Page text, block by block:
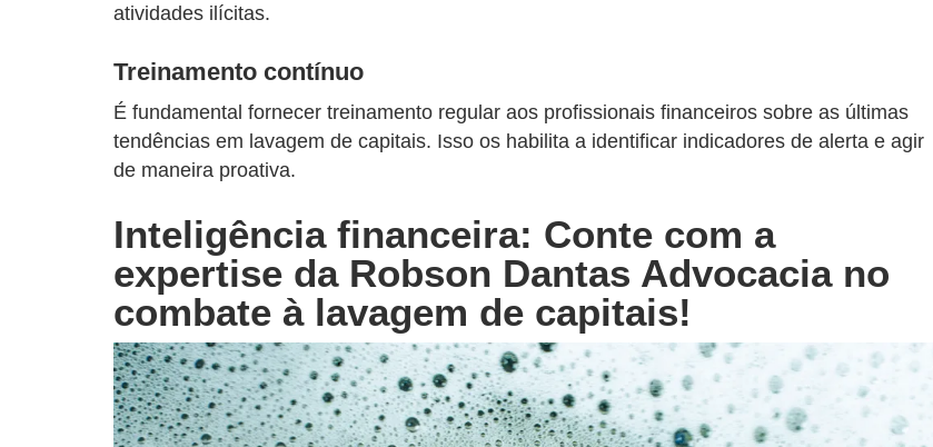
atividades ilícitas.
Treinamento contínuo
É fundamental fornecer treinamento regular aos profissionais financeiros sobre as últimas
tendências em lavagem de capitais. Isso os habilita a identificar indicadores de alerta e agir
de maneira proativa.
Inteligência financeira: Conte com a
expertise da Robson Dantas Advocacia no
combate à lavagem de capitais!